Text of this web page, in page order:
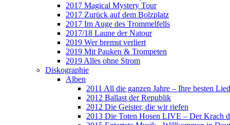
2017 Magical Mystery Tour
2017 Zurück auf dem Bolzplatz
2017 Im Auge des Trommelfells
2017/18 Laune der Natour
2019 Wer bremst verliert
2019 Mit Pauken & Trompeten
2019 Alles ohne Strom
Diskographie
Alben
2011 All die ganzen Jahre – Ihre besten
2012 Ballast der Republik
2012 Die Geister, die wir riefen
2013 Die Toten Hosen LIVE – Der Krach